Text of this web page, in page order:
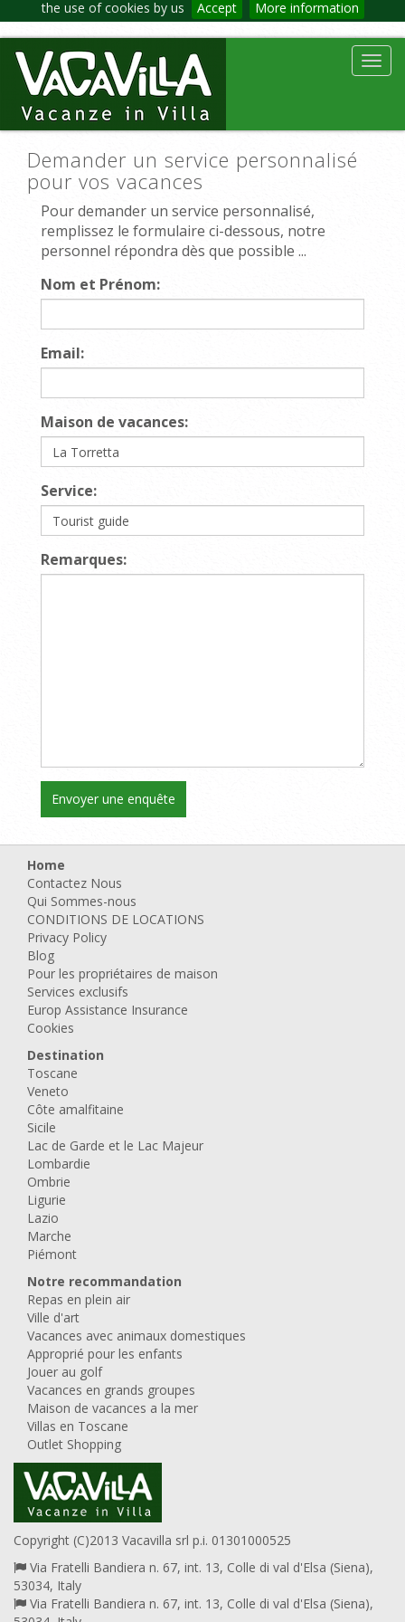
the use of cookies by us Accept More information
Demander un service personnalisé
pour vos vacances
Pour demander un service personnalisé,
remplissez le formulaire ci-dessous, notre
personnel répondra dès que possible ...
Nom et Prénom:
Email:
Maison de vacances:
Service:
Remarques:
Home
Contactez Nous
Qui Sommes-nous
CONDITIONS DE LOCATIONS
Privacy Policy
Blog
Pour les propriétaires de maison
Services exclusifs
Europ Assistance Insurance
Cookies
Destination
Toscane
Veneto
Côte amalfitaine
Sicile
Lac de Garde et le Lac Majeur
Lombardie
Ombrie
Ligurie
Lazio
Marche
Piémont
Notre recommandation
Repas en plein air
Ville d'art
Vacances avec animaux domestiques
Approprié pour les enfants
Jouer au golf
Vacances en grands groupes
Maison de vacances a la mer
Villas en Toscane
Outlet Shopping
Copyright (C)2013 Vacavilla srl p.i. 01301000525
Via Fratelli Bandiera n. 67, int. 13, Colle di val d'Elsa (Siena),
53034, Italy
Via Fratelli Bandiera n. 67, int. 13, Colle di val d'Elsa (Siena),